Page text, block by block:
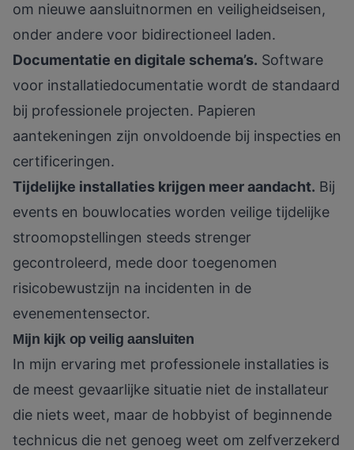
om nieuwe aansluitnormen en veiligheidseisen,
onder andere voor bidirectioneel laden.
Documentatie en digitale schema’s. Software
voor installatiedocumentatie wordt de standaard
bij professionele projecten. Papieren
aantekeningen zijn onvoldoende bij inspecties en
certificeringen.
Tijdelijke installaties krijgen meer aandacht. Bij
events en bouwlocaties worden veilige tijdelijke
stroomopstellingen steeds strenger
gecontroleerd, mede door toegenomen
risicobewustzijn na incidenten in de
evenementensector.
Mijn kijk op veilig aansluiten
In mijn ervaring met professionele installaties is
de meest gevaarlijke situatie niet de installateur
die niets weet, maar de hobbyist of beginnende
technicus die net genoeg weet om zelfverzekerd